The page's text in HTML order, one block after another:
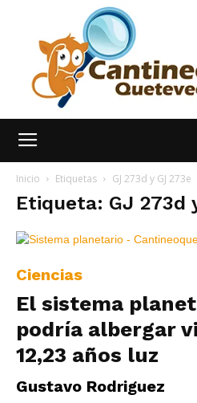
hoy
Inicio Etiquetas GJ 273d y GJ 273e
Etiqueta: GJ 273d
Ciencias
El sistema
podría albergar
12,23 años luz
Gustavo Rodriguez